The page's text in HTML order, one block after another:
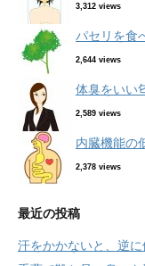
3,312 views
パセリを食
2,644 views
体臭をいい
2,589 views
内臓機能の
2,378 views
最近の投稿
汗をかかないと、逆